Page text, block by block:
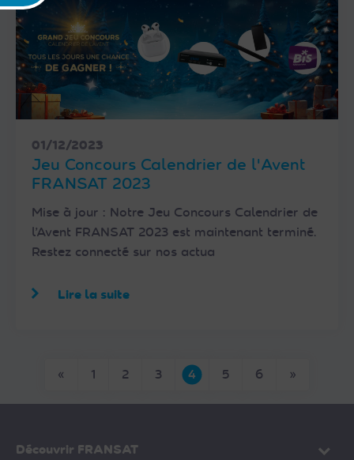
01/12/2023
Jeu Concours Calendrier de l'Avent
FRANSAT 2023
Mise à jour : Notre Jeu Concours Calendrier de
l’Avent FRANSAT 2023 est maintenant terminé.
Restez connecté sur nos actua
Lire la suite
« Page précédente
1 2 3 4 5 6 »
Découvrir FRANSAT